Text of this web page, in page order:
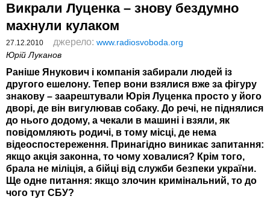
Викрали Луценка – знову бездумно
махнули кулаком
27.12.2010 джерело: www.radiosvoboda.org
Юрій Луканов
Раніше Янукович і компанія забирали людей із
другого ешелону. Тепер вони взялися вже за фігуру
знакову – заарештували Юрія Луценка просто у його
дворі, де він вигулював собаку. До речі, не піднялися
до нього додому, а чекали в машині і взяли, як
повідомляють родичі, в тому місці, де нема
відеоспостереження. Принагідно виникає запитання:
якщо акція законна, то чому ховалися? Крім того,
брала не міліція, а бійці від служби безпеки україни.
Ще одне питання: якщо злочин кримінальний, то до
чого тут СБУ?